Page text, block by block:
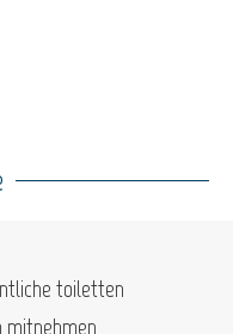
toiletten
mitnehmen